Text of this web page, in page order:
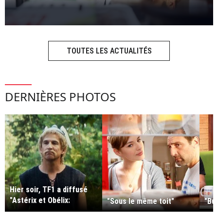
TOUTES LES ACTUALITÉS
DERNIÈRES PHOTOS
Hier soir, TF1 a diffusé
"Astérix et Obélix:
l'empire du milieu" avec
"Sous le même toit"